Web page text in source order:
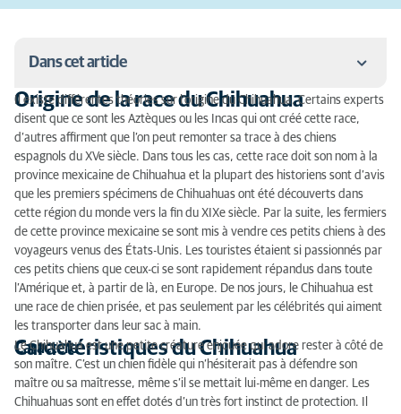
Dans cet article
Origine de la race du Chihuahua
Caractéristiques du Chihuahua
Particularités physiques du Chihuahua
Taille
Robe
Quelle activité physique pour un Chihuahua ?
Toilettage
Comment dresser un Chihuahua ?
Comment nourrir un Chihuahua ?
Origine de la race du Chihuahua
Il existe différentes théories sur l’origine du Chihuahua. Certains experts
disent que ce sont les Aztèques ou les Incas qui ont créé cette race,
d’autres affirment que l’on peut remonter sa trace à des chiens
espagnols du XVe siècle. Dans tous les cas, cette race doit son nom à la
province mexicaine de Chihuahua et la plupart des historiens sont d’avis
que les premiers spécimens de Chihuahuas ont été découverts dans
cette région du monde vers la fin du XIXe siècle. Par la suite, les fermiers
de cette province mexicaine se sont mis à vendre ces petits chiens à des
voyageurs venus des États-Unis. Les touristes étaient si passionnés par
ces petits chiens que ceux-ci se sont rapidement répandus dans toute
l’Amérique et, à partir de là, en Europe. De nos jours, le Chihuahua est
une race de chien prisée, et pas seulement par les célébrités qui aiment
les transporter dans leur sac à main.
Caractéristiques du Chihuahua
Caractère
Le Chihuahua est une petite créature enjouée qui adore rester à côté de
son maître. C’est un chien fidèle qui n’hésiterait pas à défendre son
maître ou sa maîtresse, même s’il se mettait lui-même en danger. Les
Chihuahuas sont en effet dotés d’un très fort instinct de protection. Il